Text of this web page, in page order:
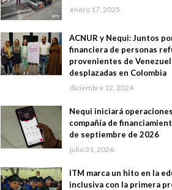
enero 17, 2025
ACNUR y Nequi: Juntos
financiera de personas
provenientes de
desplazadas en Colombia
diciembre 12, 2024
Nequi iniciará
compañía de
de septiembre de 2026
julio 31, 2026
ITM marca un hito en la
inclusiva con la primera